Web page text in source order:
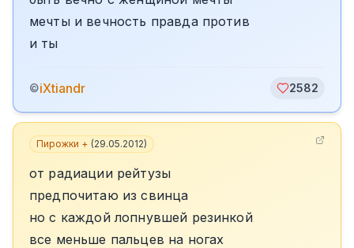
мечты и вечность правда против
и ты
©iXtiandr 2582
Пирожки + (29.05.2012)
от радиации рейтузы
предпочитаю из свинца
но с каждой лопнувшей резинкой
все меньше пальцев на ногах